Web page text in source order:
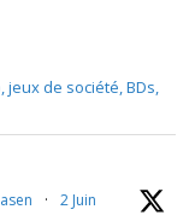
de société, BDs,
· 2 Juin